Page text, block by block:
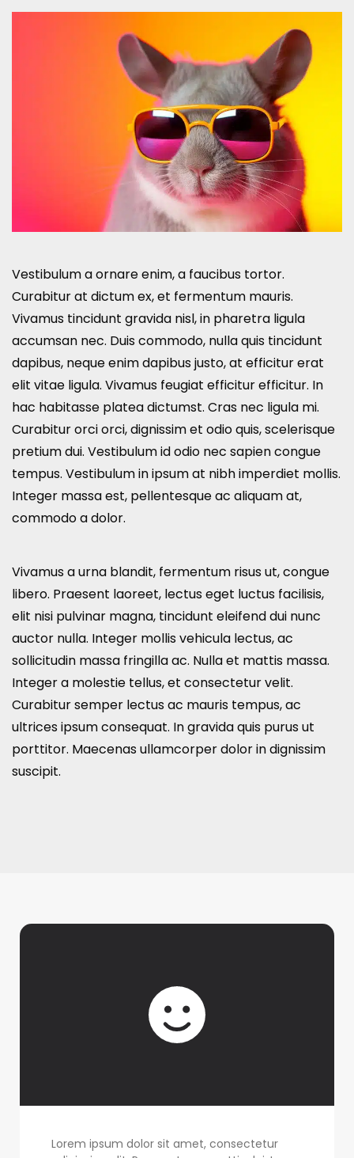
Vestibulum a ornare enim, a faucibus tortor.
Curabitur at dictum ex, et fermentum mauris.
Vivamus tincidunt gravida nisl, in pharetra ligula
accumsan nec. Duis commodo, nulla quis tincidunt
dapibus, neque enim dapibus justo, at efficitur erat
elit vitae ligula. Vivamus feugiat efficitur efficitur. In
hac habitasse platea dictumst. Cras nec ligula mi.
Curabitur orci orci, dignissim et odio quis, scelerisque
pretium dui. Vestibulum id odio nec sapien congue
tempus. Vestibulum in ipsum at nibh imperdiet mollis.
Integer massa est, pellentesque ac aliquam at,
commodo a dolor.
Vivamus a urna blandit, fermentum risus ut, congue
libero. Praesent laoreet, lectus eget luctus facilisis,
elit nisi pulvinar magna, tincidunt eleifend dui nunc
auctor nulla. Integer mollis vehicula lectus, ac
sollicitudin massa fringilla ac. Nulla et mattis massa.
Integer a molestie tellus, et consectetur velit.
Curabitur semper lectus ac mauris tempus, ac
ultrices ipsum consequat. In gravida quis purus ut
porttitor. Maecenas ullamcorper dolor in dignissim
suscipit.
Lorem ipsum dolor sit amet, consectetur